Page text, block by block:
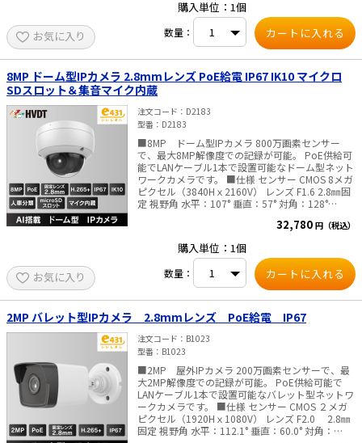
WEBブラウザ言語 日本語、英語、中国語、など
搭載ストレージ マイクロSDカードスロット（最大
256GB)SDカードのご購入はこちらから 内蔵マイ
性能 IP66 （耐衝撃性能：IK10） 消費電力 12
VDC, 最大9.2W / PoE 802.3af 寸法 Φ130.7 ×
101.7 mm ・重量 約530g ※屋内/屋外ともに
ご利用いただけます。 ■ご注意■ PoE給電しない
場合、別途販売のACアダプタが必要です。 別途販
売はこちらより
お気に入り
購入単位：1個
数量：
8MP ドーム型IPカメラ 2.8mmレンズ PoE給電 IP67 IK10 マイクロ
SDスロット＆集音マイク内蔵
注文コード
D2183
型番
D2183
■8MP ドーム型IPカメラ 800万画素センサー
で、最大8MP解像度での記録が可能。 PoE供給可
能でLANケーブル1本で設置可能なドーム型ネット
ワークカメラです。 ■仕様 センサー CMOS 8メガ
ピクセル（3840Hｘ2160V） レンズ F1.6 2.8㎜固
定 視野角 水平：107° 垂直：57° 対角：128°
クロSDカードスロット（最大256GB)SDカードの
ご購入はこちらから 内蔵マイク 搭載 防水防塵性
PoE(802.3af）最大7.2W 寸法 121.4 × 92.2
mm ・重量 約550 g ※屋内/屋外ともにご利
用いただけます。 ■ご注意■ PoE給電しない場
合、別途販売のACアダプタが必要です。 別途販売
はこちらより ––AI搭載で人と車両のイベントに特
化し、様々なシーンでセキュリティーを効率的に
トフォンへの迅速なアラーム通知・・・アラーム
情報やライブ映像の確認ができます。 ・光と音声
で侵入者を警告*・・・侵入者がいた場合、光とカ
スタマイズ可能な音声メッセージで威嚇します。
*）内蔵スピーカ、閃光ライト搭載の機種に限りま
す。対応しているかは、商品の仕様書を確認くだ
32,780 円（税込）
お気に入り
購入単位：1個
数量：
2MP バレット型IPカメラ 2.8mmレンズ PoE給電 IP67
注文コード
B1023
型番
B1023
■2MP 屋外IPカメラ 200万画素センサーで、最
大2MP解像度での記録が可能。 PoE供給可能で
LANケーブル1本で設置可能なバレット型ネットワ
ークカメラです。 ■仕様 センサー CMOS ２メガ
ピクセル（1920Hｘ1080V） レンズ F2.0 2.8㎜
固定 視野角 水平：112.1° 垂直：60.0° 対角：